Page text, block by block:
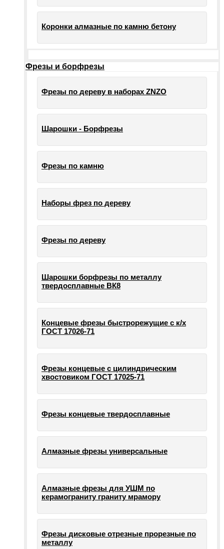
Коронки алмазные по камню бетону
Фрезы и борфрезы
Фрезы по дереву в наборах ZNZO
Шарошки - Борфрезы
Фрезы по камню
Наборы фрез по дереву
Фрезы по дереву
Шарошки борфрезы по металлу
твердосплавные ВК8
Концевые фрезы быстрорежущие с к/х
ГОСТ 17026-71
Фрезы концевые с цилиндрическим
хвостовиком ГОСТ 17025-71
Фрезы концевые твердосплавные
Алмазные фрезы универсальные
Алмазные фрезы для УШМ по
керамограниту граниту мрамору
Фрезы дисковые отрезные прорезные по
металлу